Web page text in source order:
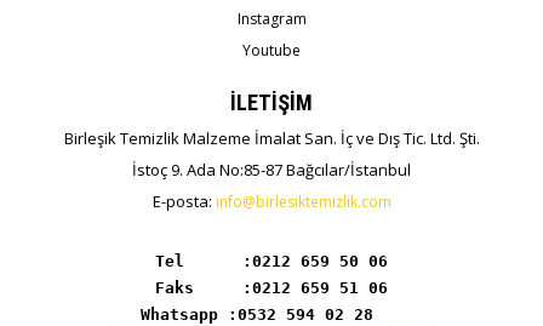
Instagram
Youtube
İLETİŞİM
Birleşik Temizlik Malzeme İmalat San. İç ve Dış Tic. Ltd. Şti.
İstoç 9. Ada No:85-87 Bağcılar/İstanbul
E-posta: info@birlesiktemizlik.com
Tel      :
Whatsapp :0532 594 02 28